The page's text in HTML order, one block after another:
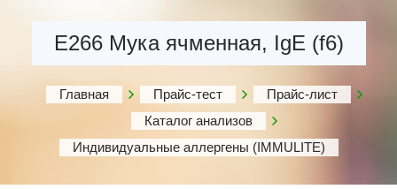
Е266 Мука ячменная, IgE (f6)
Главная Прайс-тест
Прайс-лист
Каталог анализов
Индивидуальные аллергены (IMMULITE)